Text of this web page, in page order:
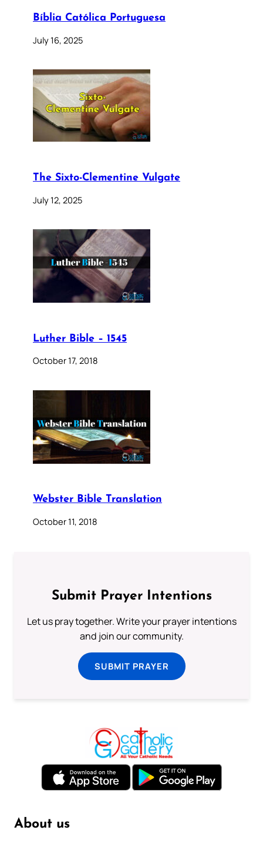
Bíblia Católica Portuguesa
July 16, 2025
The Sixto-Clementine Vulgate
July 12, 2025
Luther Bible – 1545
October 17, 2018
Webster Bible Translation
October 11, 2018
Submit Prayer Intentions
Let us pray together. Write your prayer intentions
and join our community.
SUBMIT PRAYER
About us